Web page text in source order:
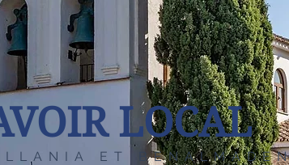
LOCAL
ET